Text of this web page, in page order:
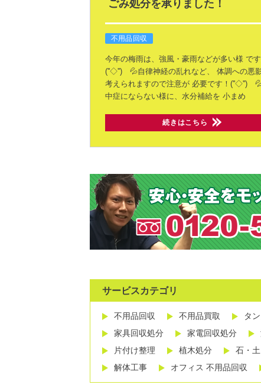
ごみ処分を承りました！
不用品回収
今年の梅雨は、強風・豪雨などが多い様 で
(''◇'')ゞ💦自律神経の乱れなど、
体調への悪
考えられますので注意が 必要です！(''◇'')ゞ
中症にならない様に、水分補給を 小まめ
続きはこちら
サービスカテゴリ
不用品回収 不用品買取 タ
家具回収処分
家電回収処分
片付け整理
植木処分 石・
解体工事
オフィス 不用品回収